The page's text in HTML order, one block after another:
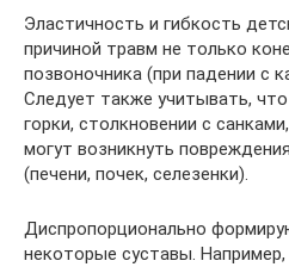
Эластичность и гибкость
причиной травм не только
позвоночника (при падении с
Следует также учитывать,
горки, столкновении с
могут возникнуть
(печени, почек, селезенки).
Диспропорционально
некоторые суставы.